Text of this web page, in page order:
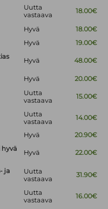
Uutta
vastaava
18.00€
Hyvä
18.00€
Hyvä
19.00€
Hyvä 48.00€
Hyvä
20.00€
Uutta
vastaava
15.00€
Uutta
vastaava
14.00€
Hyvä
20.90€
Hyvä 22.00€
ja
Uutta
vastaava
31.90€
Uutta
vastaava
16.00€